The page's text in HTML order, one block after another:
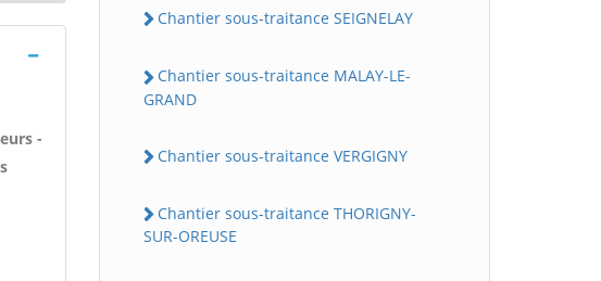
-
Chantier sous-traitance SEIGNELAY
Chantier sous-traitance MALAY-LE-
GRAND
Chantier sous-traitance VERGIGNY
Chantier sous-traitance THORIGNY-
SUR-OREUSE